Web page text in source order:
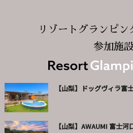
リゾートグランピン
参加施設
【山梨】ドッグヴィラ富
【山梨】AWAUMI 富士河